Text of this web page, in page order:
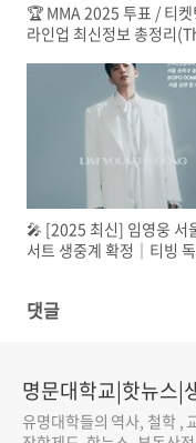
🏆 MMA 2025 투표 / 티
라인업 최신정보 총정리
🎤 [2025 최신] 임영웅 서
서트 생중계 확정｜티빙
댓글
명문대학교|핫뉴스|
유명대학들의 역사, 철학 ,